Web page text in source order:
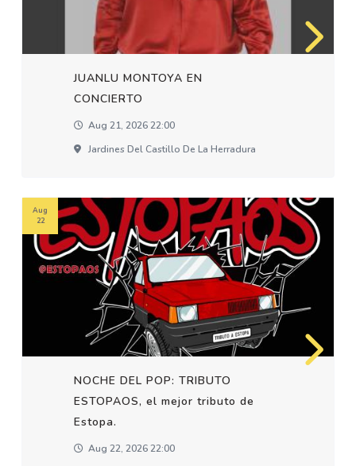
JUANLU MONTOYA EN
CONCIERTO
Aug 21, 2026 22:00
Jardines Del Castillo De La Herradura
NOCHE DEL POP: TRIBUTO
ESTOPAOS, el mejor tributo de
Estopa.
Aug 22, 2026 22:00
Aug
22